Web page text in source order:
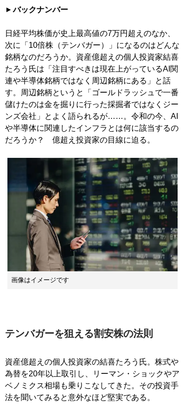
バックナンバー
日経平均株価が史上最高値の7万円超えのなか、
次に「10倍株（テンバガー）」になるのはどんな
銘柄なのだろうか。資産億超えの個人投資家結喜
たろう氏は「注目すべきは現在上がっているAI関
連や半導体銘柄ではなく周辺銘柄にある」と話
す。周辺銘柄というと「ゴールドラッシュで一番
儲けたのは金を掘りに行った採掘者ではなくジー
ンズ会社」とよく語られるが……。令和の今、AI
や半導体に関連したインフラとは何に該当するの
だろうか？ 億超え投資家の目線に迫る。
画像はイメージです
テンバガーを狙える割安株の法則
資産億超えの個人投資家の結喜たろう氏。株式や
為替を20年以上取引し、リーマン・ショックやア
ベノミクス相場も乗りこなしてきた。その投資手
法を聞いてみると意外なほど堅実である。